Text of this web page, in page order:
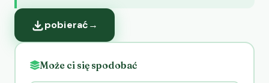
pobierać→
Może ci się spodobać